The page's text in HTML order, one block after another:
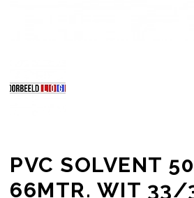
PVC SOLVENT
66MTR. WIT 33/